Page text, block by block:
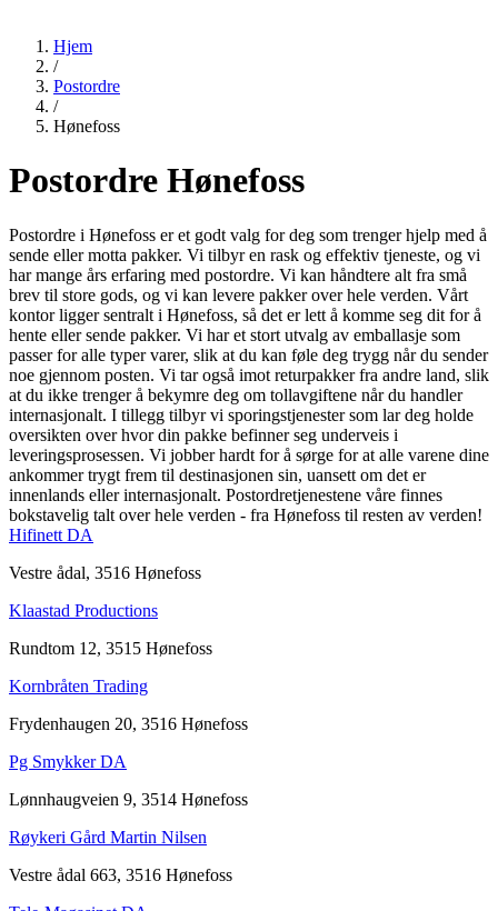
Hjem
/
Postordre
/
Hønefoss
Postordre Hønefoss
Postordre i Hønefoss er et godt valg for deg som trenger hjelp med å
sende eller motta pakker. Vi tilbyr en rask og effektiv tjeneste, og vi
har mange års erfaring med postordre. Vi kan håndtere alt fra små
brev til store gods, og vi kan levere pakker over hele verden. Vårt
kontor ligger sentralt i Hønefoss, så det er lett å komme seg dit for å
hente eller sende pakker. Vi har et stort utvalg av emballasje som
passer for alle typer varer, slik at du kan føle deg trygg når du sender
noe gjennom posten. Vi tar også imot returpakker fra andre land, slik
at du ikke trenger å bekymre deg om tollavgiftene når du handler
internasjonalt. I tillegg tilbyr vi sporingstjenester som lar deg holde
oversikten over hvor din pakke befinner seg underveis i
leveringsprosessen. Vi jobber hardt for å sørge for at alle varene dine
ankommer trygt frem til destinasjonen sin, uansett om det er
innenlands eller internasjonalt. Postordretjenestene våre finnes
bokstavelig talt over hele verden - fra Hønefoss til resten av verden!
Hifinett DA
Vestre ådal, 3516 Hønefoss
Klaastad Productions
Rundtom 12, 3515 Hønefoss
Kornbråten Trading
Frydenhaugen 20, 3516 Hønefoss
Pg Smykker DA
Lønnhaugveien 9, 3514 Hønefoss
Røykeri Gård Martin Nilsen
Vestre ådal 663, 3516 Hønefoss